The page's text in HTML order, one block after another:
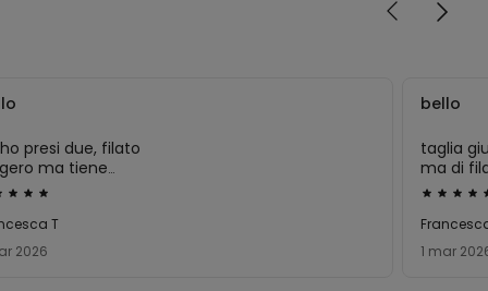
presi due, filato
ma tiene
veste giusto
2026
T
Valutato
5
su
bello
taglia
ma di
1 mar